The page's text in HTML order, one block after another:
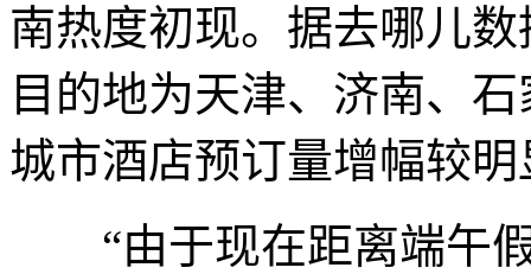
南热度初现。据去哪儿
目的地为天津、济南、
城市酒店预订量增幅较
“由于现在距离端午假